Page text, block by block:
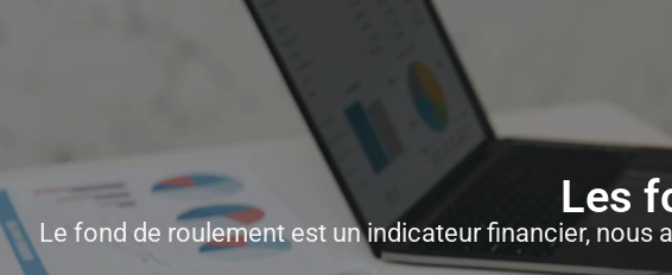
Les
Le fond de roulement est un indicateur financier,